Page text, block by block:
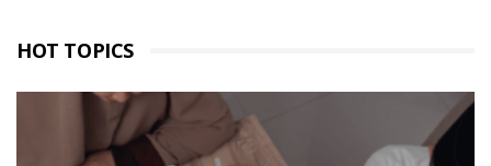
HOT TOPICS